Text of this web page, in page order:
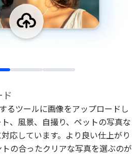
るツールに画像をアップロードし
、風景、自撮り、ペットの写真な
応しています。より良い仕上がり
の合ったクリアな写真を選ぶのが